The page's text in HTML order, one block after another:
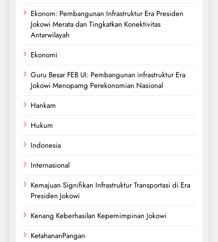
Ekonom: Pembangunan Infrastruktur Era Presiden
Jokowi Merata dan Tingkatkan Konektivitas
Antarwilayah
Ekonomi
Guru Besar FEB UI: Pembangunan infrastruktur Era
Jokowi Menopamg Perekonomian Nasional
Hankam
Hukum
Indonesia
Internasional
Kemajuan Signifikan Infrastruktur Transportasi di Era
Presiden Jokowi
Kenang Keberhasilan Kepemimpinan Jokowi
KetahananPangan